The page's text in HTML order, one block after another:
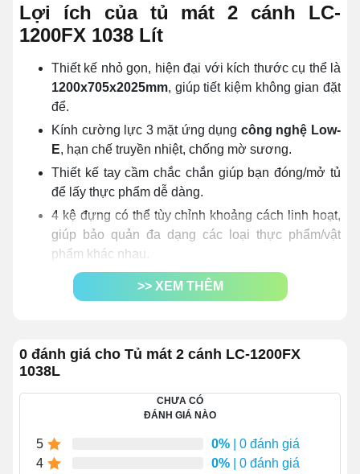
Lợi ích của tủ mát 2 cánh LC-
1200FX 1038 Lít
Thiết kế nhỏ gọn, hiện đại với kích thước cụ thể là
1200x705x2025mm, giúp tiết kiệm không gian đặt
để.
Kính cường lực 3 mặt ứng dụng công nghệ Low-
E, hạn chế truyền nhiệt, chống mờ sương.
Thiết kế tay cầm chắc chắn giúp bạn đóng/mở tủ
để lấy thực phẩm dễ dàng.
4 kệ đựng có thể tùy chỉnh khoảng cách linh hoạt,
giúp bảo quản đa dạng các loại thực phẩm/vật
phẩm khác nhau.
Bảng điều khiển tùy chỉnh nhiệt độ từ
0 – 10 độ C
cùng nhiều tính năng hữu ích khi sử dụng khác.
duy trì nhiệt lạnh ổn định.
3.82kWh/24h
phẩm/ vật phẩm bên trong, thu hút khách mua
hàng.
>> XEM THÊM
0 đánh giá cho Tủ mát 2 cánh LC-1200FX
1038L
CHƯA CÓ
ĐÁNH GIÁ NÀO
5 0% | 0 đánh giá
4
0% | 0 đánh giá